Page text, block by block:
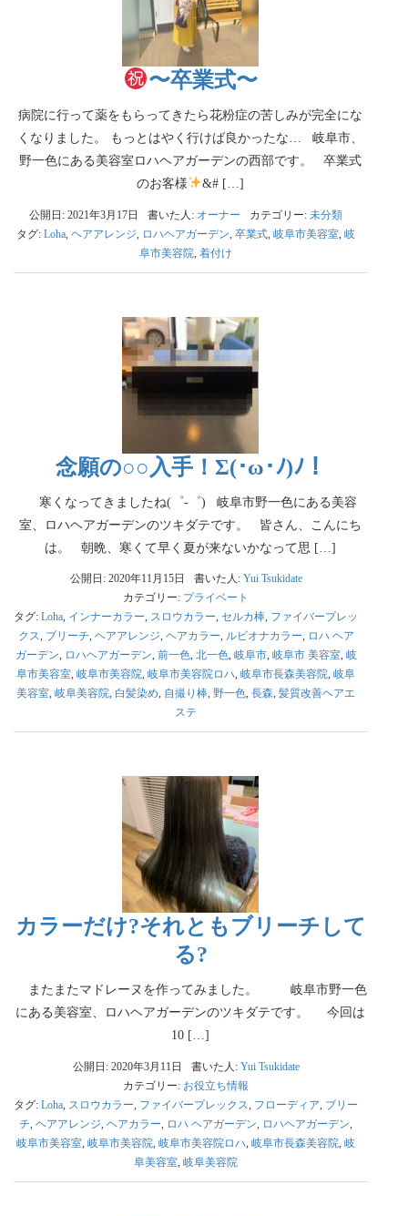
〜卒業式〜
病院に行って薬をもらってきたら花粉症の苦しみが完全にな
くなりました。 もっとはやく行けば良かったな… 岐阜市、
野一色にある美容室ロハヘアガーデンの西部です。 卒業式
のお客様
&# […]
公開日: 2021年3月17日 書いた人: オーナー カテゴリー: 未分類
タグ: Loha ヘアアレンジ ロハヘアガーデン 卒業式 岐阜市美容室 岐
阜市美容院 着付け
念願の○○入手！Σ(･ω･ﾉ)ﾉ！
寒くなってきましたね(゜-゜) 岐阜市野一色にある美容
室、ロハヘアガーデンのツキダテです。 皆さん、こんにち
は。 朝晩、寒くて早く夏が来ないかなって思 […]
公開日: 2020年11月15日 書いた人: Yui Tsukidate
カテゴリー: プライベート
タグ: Loha, インナーカラー, スロウカラー, セルカ棒, ファイバープレッ
クス, ブリーチ, ヘアアレンジ, ヘアカラー, ルビオナカラー, ロハ ヘア
ガーデン, ロハヘアガーデン, 前一色, 北一色, 岐阜市, 岐阜市 美容室, 岐
阜市美容室, 岐阜市美容院, 岐阜市美容院ロハ, 岐阜市長森美容院, 岐阜
美容室, 岐阜美容院, 白髪染め, 自撮り棒, 野一色, 長森, 髪質改善ヘアエ
ステ
カラーだけ?それともブリーチして
る?
またまたマドレーヌを作ってみました。 岐阜市野一色
にある美容室、ロハヘアガーデンのツキダテです。 今回は
10 […]
公開日: 2020年3月11日 書いた人: Yui Tsukidate
カテゴリー: お役立ち情報
タグ: Loha スロウカラー ファイバープレックス フローディア ブリー
チ ヘアアレンジ ヘアカラー ロハ ヘアガーデン ロハヘアガーデン
岐阜市美容室 岐阜市美容院 岐阜市美容院ロハ 岐阜市長森美容院 岐
阜美容室 岐阜美容院